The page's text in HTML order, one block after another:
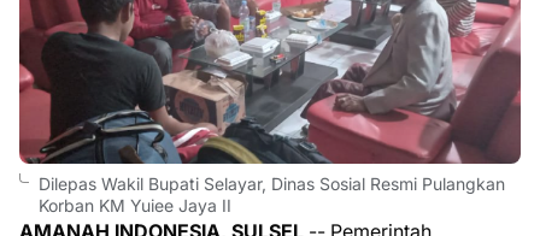
Dilepas Wakil Bupati Selayar, Dinas Sosial Resmi Pulangkan
Korban KM Yuiee Jaya II
AMANAH INDONESIA, SULSEL -- Pemerintah